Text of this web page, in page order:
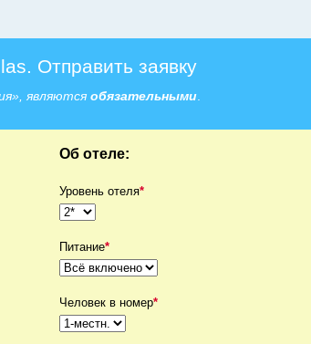
Отправить заявку
являются обязательными.
Об отеле:
Уровень отеля*
Питание*
Человек в номер*